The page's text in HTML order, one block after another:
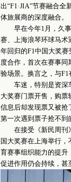
出“F1·JIA”节赛融合
体旅展商的深度融合。
早在今年1月，久事
赛、上海浪琴环球马术
年回归的F1中国大奖
度合作，首次在赛事同
验场景。换言之，与
车迷，特别是资深车
大奖赛门票开售，购
信息后却发现票又被抢
第一次遇到票子抢不到
在接受《新民周刊》
国大奖赛在上海举行
育赛事组织能力的提升
促进作用仍会持续，甚